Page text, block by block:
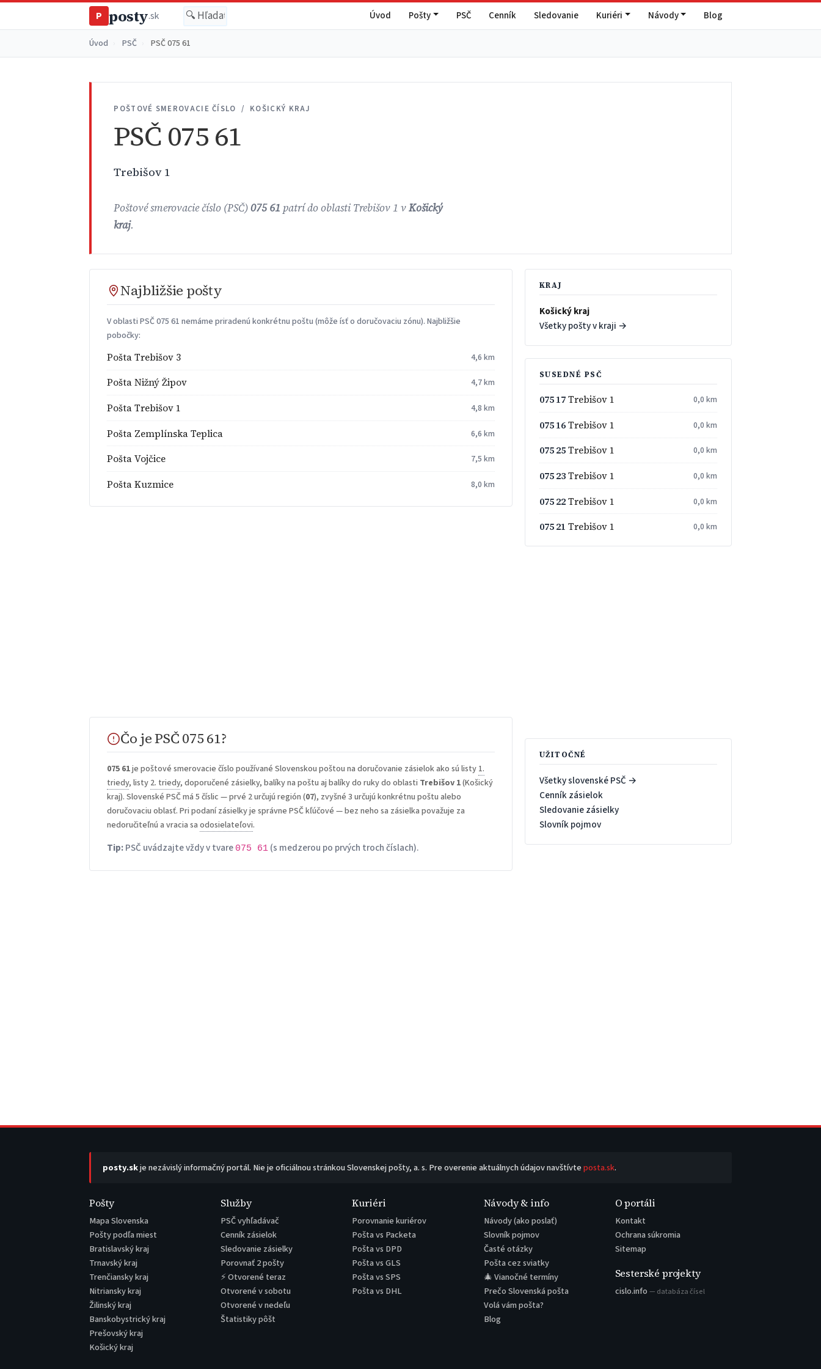
P posty.sk Úvod Pošty PSČ Cenník Sledovanie Kuriéri Návody Blog
Úvod PSČ PSČ 075 61
POŠTOVÉ SMEROVACIE ČÍSLO / KOŠICKÝ KRAJ
PSČ 075 61
Trebišov 1
Poštové smerovacie číslo (PSČ)075 61 patrí do oblasti Trebišov 1 vKošický
kraj.
Najbližšie pošty
V oblasti PSČ 075 61 nemáme priradenú konkrétnu poštu (môže ísť o doručovaciu zónu). Najbližšie
pobočky:
Pošta Trebišov 3 4,6 km
Pošta Nižný Žipov 4,7 km
Pošta Trebišov 1 4,8 km
Pošta Zemplínska Teplica 6,6 km
Pošta Vojčice 7,5 km
Pošta Kuzmice 8,0 km
Čo je PSČ 075 61?
075 61je poštové smerovacie číslo používané Slovenskou poštou na doručovanie zásielok ako sú listy 1.
triedy, listy 2. triedy, doporučené zásielky, balíky na poštu aj balíky do ruky do oblasti Trebišov 1(Košický
kraj). Slovenské PSČ má 5 číslic — prvé 2 určujú región (07), zvyšné 3 určujú konkrétnu poštu alebo
doručovaciu oblasť. Pri podaní zásielky je správne PSČ kľúčové — bez neho sa zásielka považuje za
nedoručiteľnú a vracia saodosielateľovi.
Tip:PSČ uvádzajte vždy v tvare 075 61 (s medzerou po prvých troch číslach).
KRAJ
Košický kraj
Všetky pošty v kraji →
SUSEDNÉ PSČ
075 17Trebišov 1 0,0 km
075 16Trebišov 1 0,0 km
075 25Trebišov 1 0,0 km
075 23Trebišov 1 0,0 km
075 22Trebišov 1 0,0 km
075 21 Trebišov 1 0,0 km
UŽITOČNÉ
Všetky slovenské PSČ →
Cenník zásielok
Sledovanie zásielky
Slovník pojmov
posty.skje nezávislý informačný portál. Nie je oficiálnou stránkou Slovenskej pošty, a. s. Pre overenie aktuálnych údajov navštívteposta.sk.
Pošty
Mapa Slovenska
Pošty podľa miest
Bratislavský kraj
Trnavský kraj
Trenčiansky kraj
Nitriansky kraj
Žilinský kraj
Banskobystrický kraj
Prešovský kraj
Košický kraj
Služby
PSČ vyhľadávač
Cenník zásielok
Sledovanie zásielky
Porovnať 2 pošty
⚡ Otvorené teraz
Otvorené v sobotu
Otvorené v nedeľu
Štatistiky pôšt
Kuriéri
Porovnanie kuriérov
Pošta vs Packeta
Pošta vs DPD
Pošta vs GLS
Pošta vs SPS
Pošta vs DHL
Návody & info
Návody (ako poslať)
Slovník pojmov
Časté otázky
Pošta cez sviatky
🎄 Vianočné termíny
Prečo Slovenská pošta
Volá vám pošta?
Blog
O portáli
Kontakt
Ochrana súkromia
Sitemap
Sesterské projekty
cislo.info — databáza čísel